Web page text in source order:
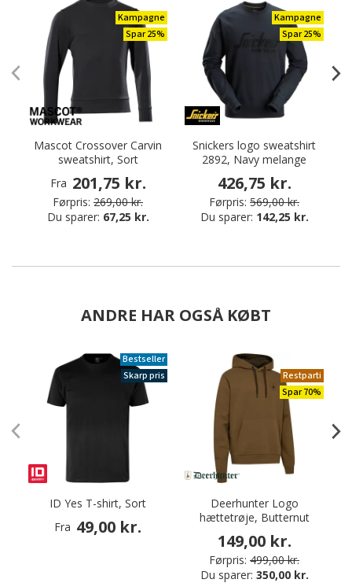
Kampagne
Spar 25%
Mascot Crossover Carvin
sweatshirt, Sort
Fra 201,75 kr.
Førpris: 269,00 kr.
Du sparer: 67,25 kr.
Kampagne
Spar 25%
Snickers logo sweatshirt
2892, Navy melange
426,75 kr.
Førpris: 569,00 kr.
Du sparer: 142,25 kr.
ANDRE HAR OGSÅ KØBT
Bestseller
Skarp pris
ID Yes T-shirt, Sort
Fra 49,00 kr.
Restparti
Spar 70%
Deerhunter Logo
hættetrøje, Butternut
149,00 kr.
Førpris: 499,00 kr.
Du sparer: 350,00 kr.